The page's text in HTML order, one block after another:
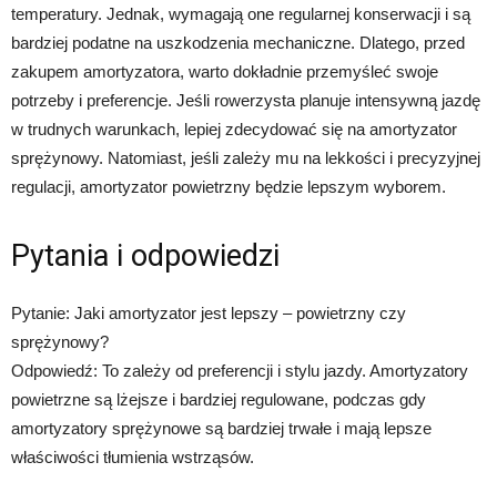
temperatury. Jednak, wymagają one regularnej konserwacji i są
bardziej podatne na uszkodzenia mechaniczne. Dlatego, przed
zakupem amortyzatora, warto dokładnie przemyśleć swoje
potrzeby i preferencje. Jeśli rowerzysta planuje intensywną jazdę
w trudnych warunkach, lepiej zdecydować się na amortyzator
sprężynowy. Natomiast, jeśli zależy mu na lekkości i precyzyjnej
regulacji, amortyzator powietrzny będzie lepszym wyborem.
Pytania i odpowiedzi
Pytanie: Jaki amortyzator jest lepszy – powietrzny czy
sprężynowy?
Odpowiedź: To zależy od preferencji i stylu jazdy. Amortyzatory
powietrzne są lżejsze i bardziej regulowane, podczas gdy
amortyzatory sprężynowe są bardziej trwałe i mają lepsze
właściwości tłumienia wstrząsów.